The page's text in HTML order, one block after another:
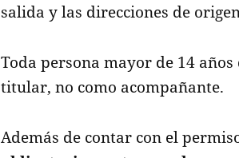
salida y las direcciones de
Toda persona mayor de 14
titular, no como acompañante.
Además de contar con el